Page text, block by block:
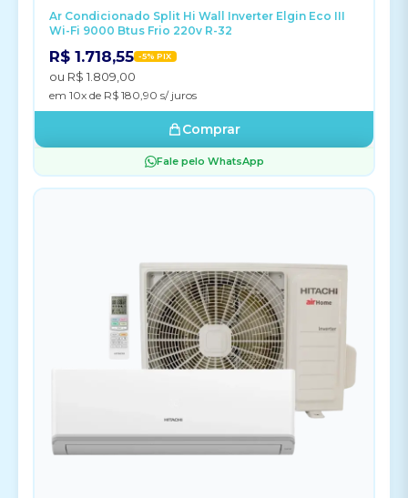
Ar Condicionado Split Hi Wall Inverter Elgin Eco III
Wi-Fi 9000 Btus Frio 220v R-32
R$ 1.718,55 -5% PIX
ou R$ 1.809,00
em 10x de R$ 180,90 s/ juros
Comprar
Fale pelo WhatsApp